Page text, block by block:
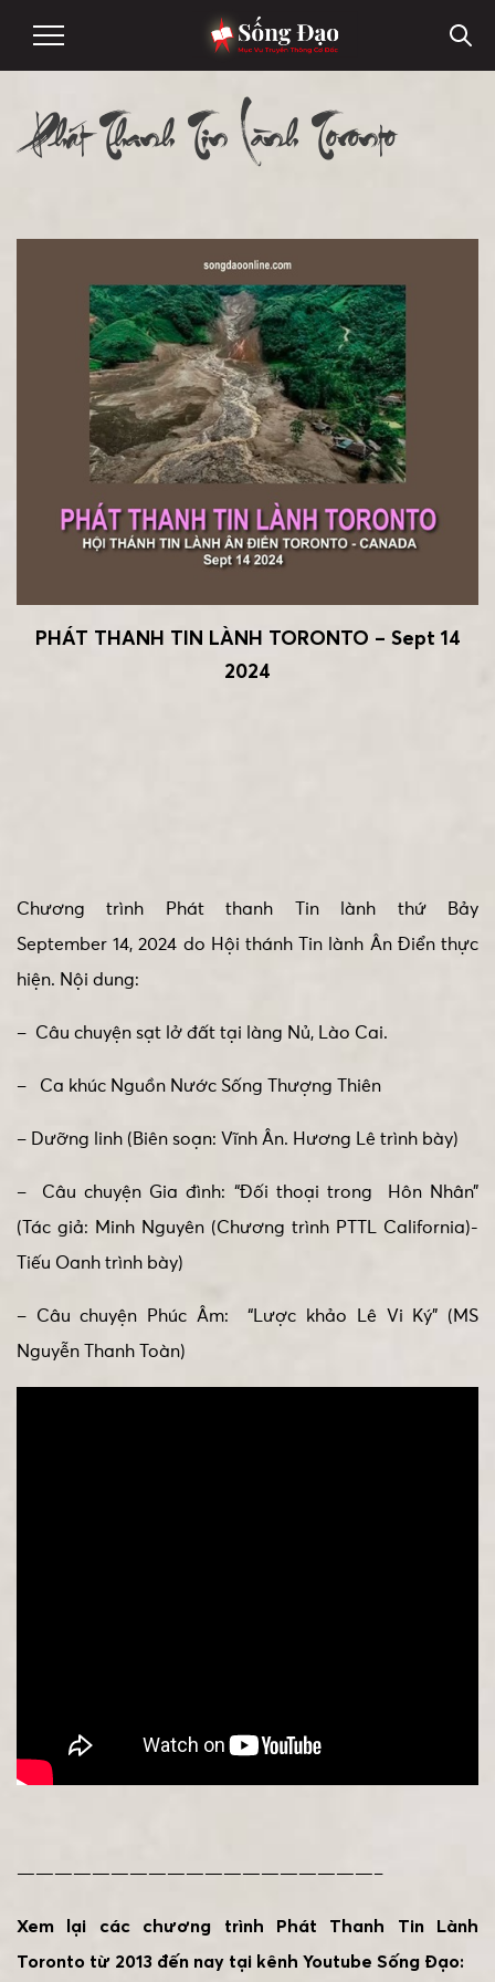
Phát Thanh Tin Lành Toronto
PHÁT THANH TIN LÀNH TORONTO – Sept 14
2024
Chương trình Phát thanh Tin lành thứ Bảy
September 14, 2024 do Hội thánh Tin lành Ân Điển thực
hiện. Nội dung:
– Câu chuyện sạt lở đất tại làng Nủ, Lào Cai.
– Ca khúc Nguồn Nước Sống Thượng Thiên
– Dưỡng linh (Biên soạn: Vĩnh Ân. Hương Lê trình bày)
– Câu chuyện Gia đình: “Đối thoại trong Hôn Nhân”
(Tác giả: Minh Nguyên (Chương trình PTTL California)-
Tiếu Oanh trình bày)
– Câu chuyện Phúc Âm: “Lược khảo Lê Vi Ký” (MS
Nguyễn Thanh Toàn)
———————————————————–
Xem lại các chương trình Phát Thanh Tin Lành
Toronto từ 2013 đến nay tại kênh Youtube Sống Đạo: